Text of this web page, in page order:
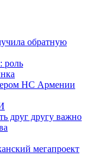
обратную
роль
НС Армении
друг другу важно
мегапроект